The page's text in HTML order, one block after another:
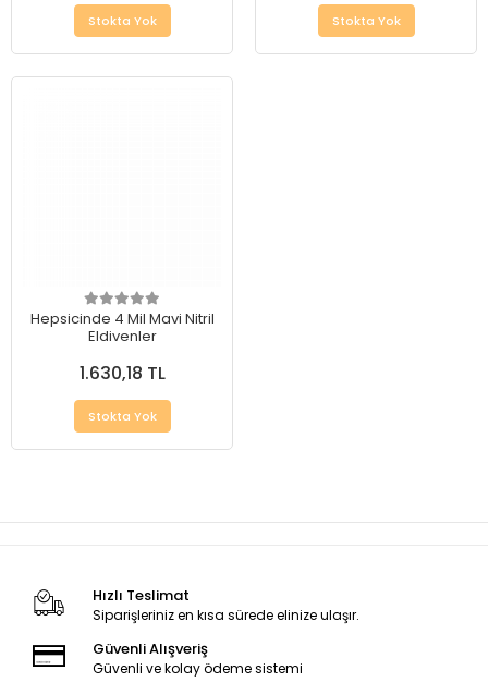
Stokta Yok Stokta Yok
Hepsicinde 4 Mil Mavi Nitril
Eldivenler
1.630,18 TL
Stokta Yok
Hızlı Teslimat
Siparişleriniz en kısa sürede elinize ulaşır.
Güvenli Alışveriş
Güvenli ve kolay ödeme sistemi